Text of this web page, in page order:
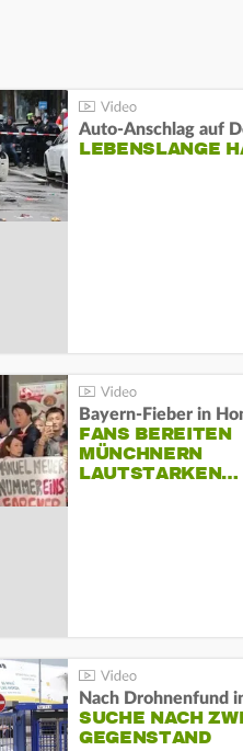
LEBENSLANGE
Bayern-Fieber in
FANS BEREITEN
MÜNCHNERN
LAUTSTARKEN…
Nach Drohnenfund
SUCHE NACH
GEGENSTAND